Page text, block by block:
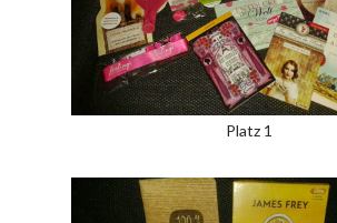
Platz 1